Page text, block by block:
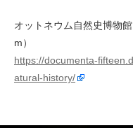
オットネウム自然史博物
m）
https://documenta-
atural-history/